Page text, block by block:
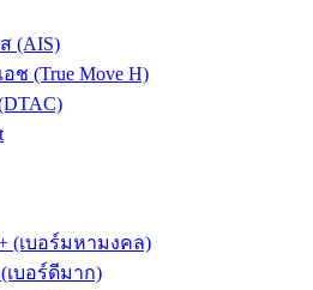
(AIS)
ช (True Move H)
(เบอร์มหามงคล)
เบอร์ดีมาก)